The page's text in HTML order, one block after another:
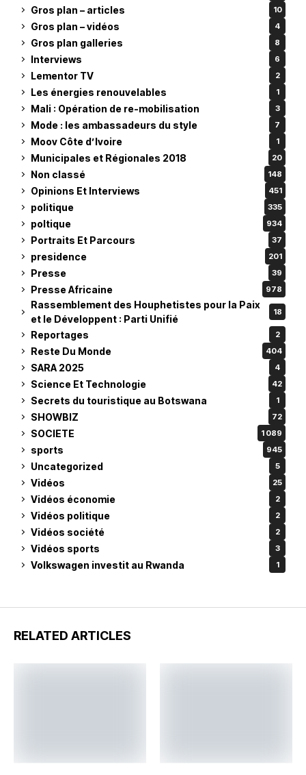
Gros plan – articles 10
Gros plan – vidéos 4
Gros plan galleries 8
Interviews 6
Lementor TV 2
Les énergies renouvelables 1
Mali : Opération de re-mobilisation 3
Mode : les ambassadeurs du style 7
Moov Côte d’Ivoire 1
Municipales et Régionales 2018 20
Non classé 148
Opinions Et Interviews 451
politique 335
poltique 934
Portraits Et Parcours 37
presidence 201
Presse 39
Presse Africaine 978
Rassemblement des Houphetistes pour la Paix
et le Développent : Parti Unifié
18
Reportages 2
Reste Du Monde 404
SARA 2025 4
Science Et Technologie 42
Secrets du touristique au Botswana 1
SHOWBIZ 72
SOCIETE 1 089
sports 945
Uncategorized 5
Vidéos 25
Vidéos économie 2
Vidéos politique 2
Vidéos société 2
Vidéos sports 3
Volkswagen investit au Rwanda 1
RELATED ARTICLES